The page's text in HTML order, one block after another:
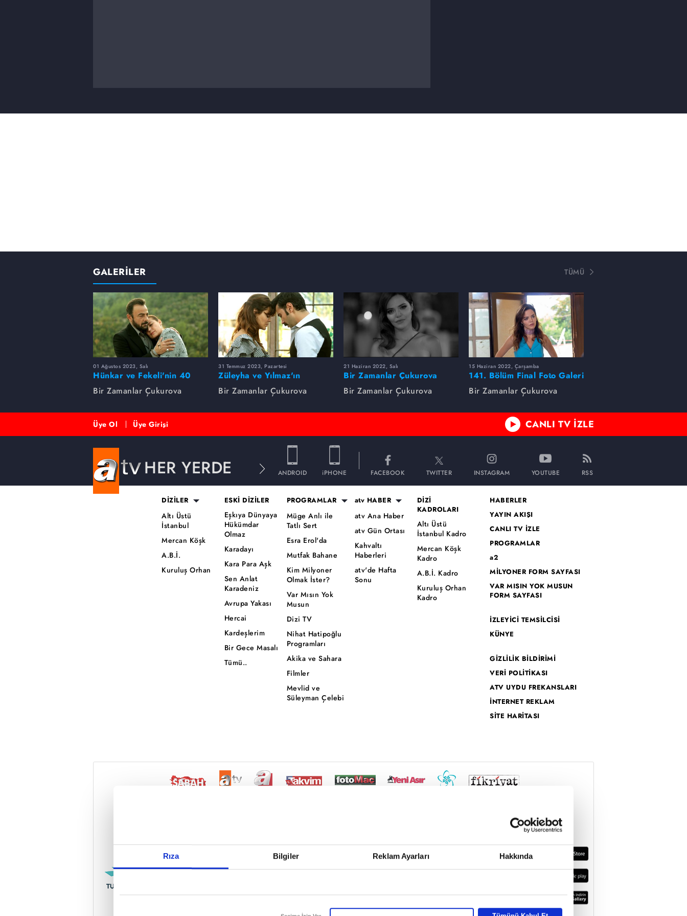
Rıza Bilgiler Reklam Ayarları Hakkında
Reddet
GALERİLER TÜMÜ
01 Ağustos 2023, Salı
Hünkar ve Fekeli'nin 40
yıllık sevdası
Bir Zamanlar Çukurova
31 Temmuz 2023, Pazartesi
Züleyha ve Yılmaz'ın
Unutulmaz Aşkı
Bir Zamanlar Çukurova
21 Haziran 2022, Salı
Bir Zamanlar Çukurova
Zaman Makinesi
Bir Zamanlar Çukurova
15 Haziran 2022, Çarşamba
141. Bölüm Final Foto Galeri
Bir Zamanlar Çukurova
Üye Ol Üye Girişi CANLI TV İZLE
HER YERDE ANDROID iPHONE FACEBOOK TWITTER INSTAGRAM YOUTUBE RSS
DİZİLER
Altı Üstü
İstanbul
Mercan Köşk
A.B.İ.
Kuruluş Orhan
ESKİ DİZİLER
Eşkıya Dünyaya
Hükümdar
Olmaz
Karadayı
Kara Para Aşk
Sen Anlat
Karadeniz
Avrupa Yakası
Hercai
Kardeşlerim
Bir Gece Masalı
Tümü..
PROGRAMLAR
Müge Anlı ile
Tatlı Sert
Esra Erol'da
Mutfak Bahane
Kim Milyoner
Olmak İster?
Var Mısın Yok
Musun
Dizi TV
Nihat Hatipoğlu
Programları
Akika ve Sahara
Filmler
Mevlid ve
Süleyman Çelebi
atv HABER
atv Ana Haber
atv Gün Ortası
Kahvaltı
Haberleri
atv'de Hafta
Sonu
DİZİ
KADROLARI
Altı Üstü
İstanbul Kadro
Mercan Köşk
Kadro
A.B.İ. Kadro
Kuruluş Orhan
Kadro
HABERLER
YAYIN AKIŞI
CANLI TV İZLE
PROGRAMLAR
a2
MİLYONER FORM SAYFASI
VAR MISIN YOK MUSUN
FORM SAYFASI
İZLEYİCİ TEMSİLCİSİ
KÜNYE
GİZLİLİK BİLDİRİMİ
VERİ POLİTİKASI
ATV UYDU FREKANSLARI
İNTERNET REKLAM
SİTE HARİTASI